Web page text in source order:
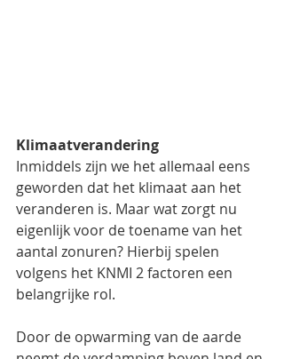
Klimaatverandering
Inmiddels zijn we het allemaal eens
geworden dat het klimaat aan het
veranderen is. Maar wat zorgt nu
eigenlijk voor de toename van het
aantal zonuren? Hierbij spelen
volgens het KNMI 2 factoren een
belangrijke rol.
Door de opwarming van de aarde